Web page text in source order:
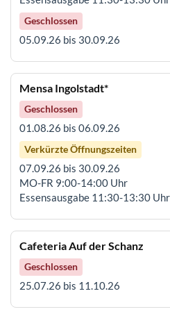
Geschlossen
05.09.26 bis 30.09.26
Mensa Ingolstadt*
Geschlossen
01.08.26 bis 06.09.26
Verkürzte Öffnungszeiten
07.09.26 bis 30.09.26
MO-FR 9:00-14:00 Uhr
Essensausgabe 11:30-13:30 Uhr
Cafeteria Auf der Schanz
Geschlossen
25.07.26 bis 11.10.26